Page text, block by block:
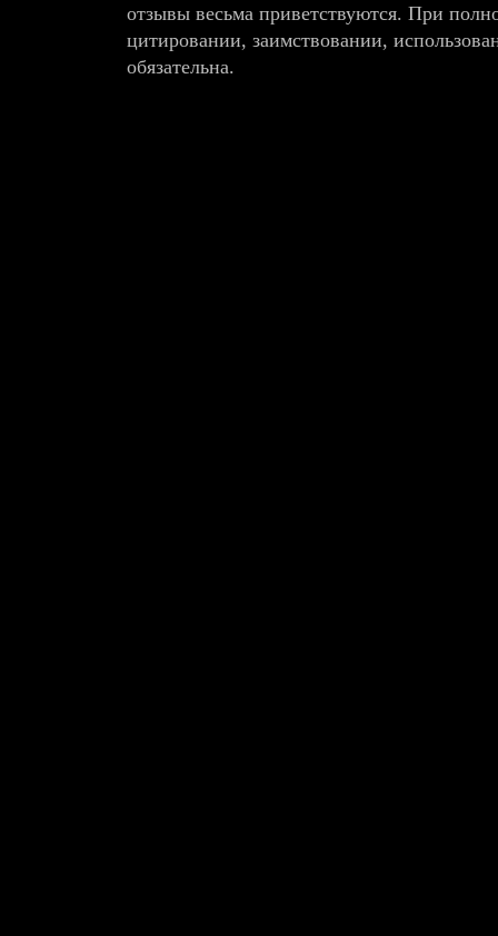
отзывы весьма приветствуются. При
цитировании, заимствовании,
обязательна.